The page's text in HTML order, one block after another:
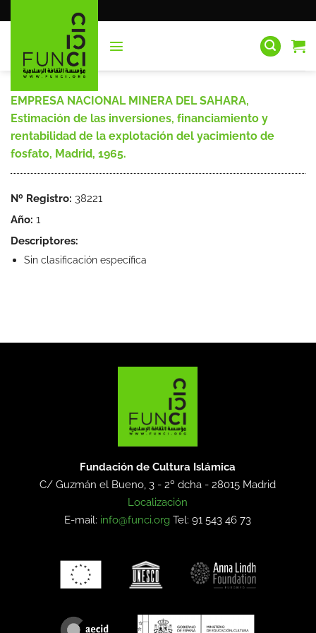
al
EMPRESA NACIONAL MINERA DEL SAHARA,
Estimación de las inversiones, financiamiento y
rentabilidad de la explotación del yacimiento de
fosfato, Madrid, 1965.
Nº Registro: 38221
Año: 1
Descriptores:
Sin clasificación específica
Fundación de Cultura Islámica
C/ Guzmán el Bueno, 3 - 2º dcha -28015 Madrid
Localización
E-mail: info@funci.org Tel: 91 543 46 73